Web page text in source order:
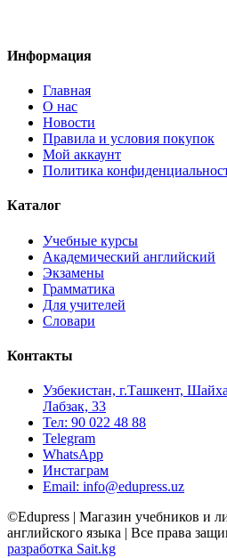
Информация
Главная
О нас
Новости
Правила и условия покупок
Мой аккаунт
Политика
Каталог
Учебные курсы
Академический английский
Экзамены
Грамматика
Для учителей
Словари
Контакты
Узбекистан, г.Ташкент,
Лабзак, 33
Тел: 90 022 48 88
Telegram
WhatsApp
Инстаграм
Email: info@edupress.uz
©Edupress | Магазин учебников и
английского языка | Все права
разработка Sait.kg